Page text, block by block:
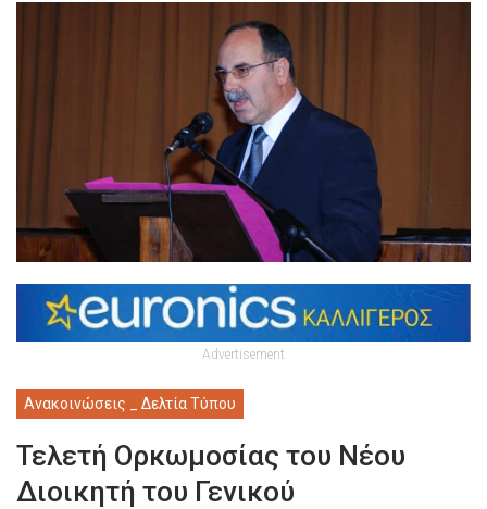
Advertisement
Ανακοινώσεις _ Δελτία Τύπου
Τελετή Ορκωμοσίας του Νέου
Διοικητή του Γενικού